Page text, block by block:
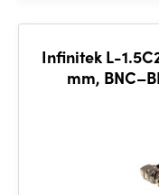
Infinitek L-
mm,